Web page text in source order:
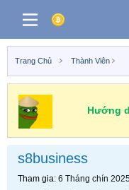
Trang Chủ Thành Viên
Hướng
s8business
Tham gia 6 Tháng chín